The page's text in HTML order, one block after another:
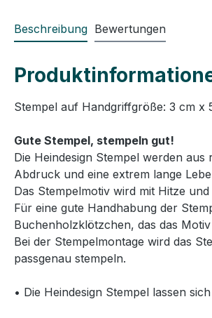
Beschreibung Bewertungen
Stempel auf Handgriffgröße: 3 cm x
Gute Stempel, stempeln gut!
Die Heindesign Stempel werden
Abdruck und eine extrem lange
Das Stempelmotiv wird mit Hitze
Für eine gute Handhabung der
Buchenholzklötzchen, das das
Bei der Stempelmontage wird das
passgenau stempeln.
• Die Heindesign Stempel lassen